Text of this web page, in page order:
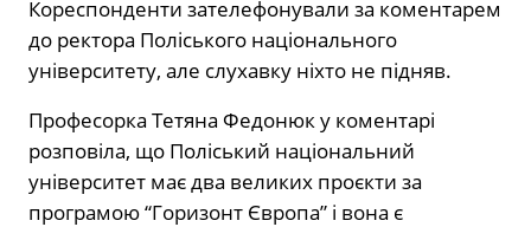
Кореспонденти зателефонували за коментарем
до ректора Поліського національного
університету, але слухавку ніхто не підняв.
Професорка Тетяна Федонюк у коментарі
розповіла, що Поліський національний
університет має два великих проєкти за
програмою “Горизонт Європа” і вона є